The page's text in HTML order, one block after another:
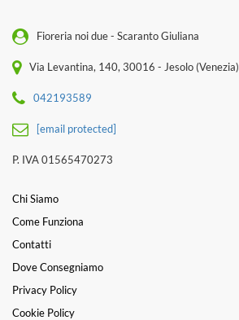
Fioreria noi due - Scaranto Giuliana
Via Levantina, 140, 30016 - Jesolo (Venezia)
042193589
[email protected]
P. IVA 01565470273
Chi Siamo
Come Funziona
Contatti
Dove Consegniamo
Privacy Policy
Cookie Policy